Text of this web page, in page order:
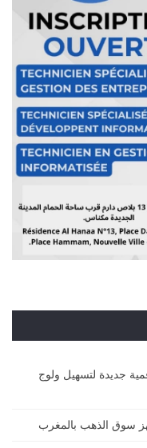
جديدة لتسهيل ولوج
سوق الذهب بالمغرب